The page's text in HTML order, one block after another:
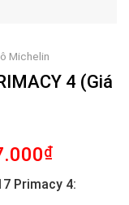
Michelin
4 (Giá
₫Giá
hiện
tại
Primacy 4: